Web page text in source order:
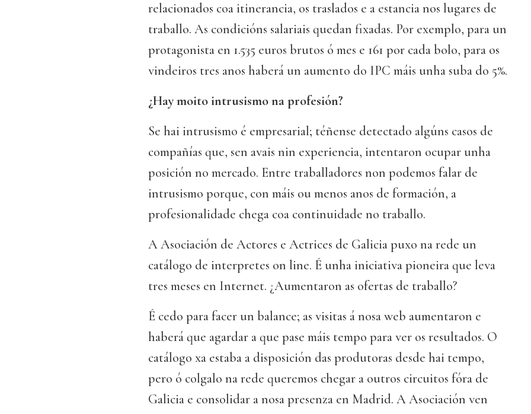
relacionados coa itinerancia, os traslados e a estancia nos lugares de
traballo. As condicións salariais quedan fixadas. Por exemplo, para un
protagonista en 1.535 euros brutos ó mes e 161 por cada bolo, para os
vindeiros tres anos haberá un aumento do IPC máis unha suba do 5%.
¿Hay moito intrusismo na profesión?
Se hai intrusismo é empresarial; téñense detectado algúns casos de
compañías que, sen avais nin experiencia, intentaron ocupar unha
posición no mercado. Entre traballadores non podemos falar de
intrusismo porque, con máis ou menos anos de formación, a
profesionalidade chega coa continuidade no traballo.
A Asociación de Actores e Actrices de Galicia puxo na rede un
catálogo de interpretes on line. É unha iniciativa pioneira que leva
tres meses en Internet. ¿Aumentaron as ofertas de traballo?
É cedo para facer un balance; as visitas á nosa web aumentaron e
haberá que agardar a que pase máis tempo para ver os resultados. O
catálogo xa estaba a disposición das produtoras desde hai tempo,
pero ó colgalo na rede queremos chegar a outros circuitos fóra de
Galicia e consolidar a nosa presenza en Madrid. A Asociación ven